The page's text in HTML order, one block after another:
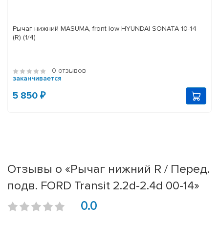
Рычаг нижний MASUMA, front low HYUNDAI SONATA 10-14
(R) (1/4)
0 отзывов
заканчивается
5 850 ₽
Отзывы о «Рычаг нижний R / Перед.
подв. FORD Transit 2.2d-2.4d 00-14»
0.0